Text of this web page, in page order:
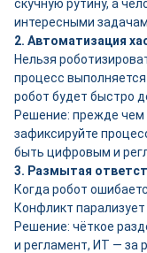
скучную рутину, а
интересными
2. Автоматизация
Нельзя
процесс
робот будет быстро
Решение: прежде чем
зафиксируйте
быть цифровым и
3. Размытая
Когда робот
Конфликт парализует
Решение: чёткое
и регламент, ИТ — за